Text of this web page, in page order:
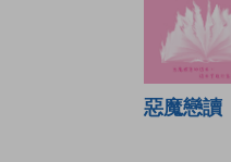
惡魔戀讀